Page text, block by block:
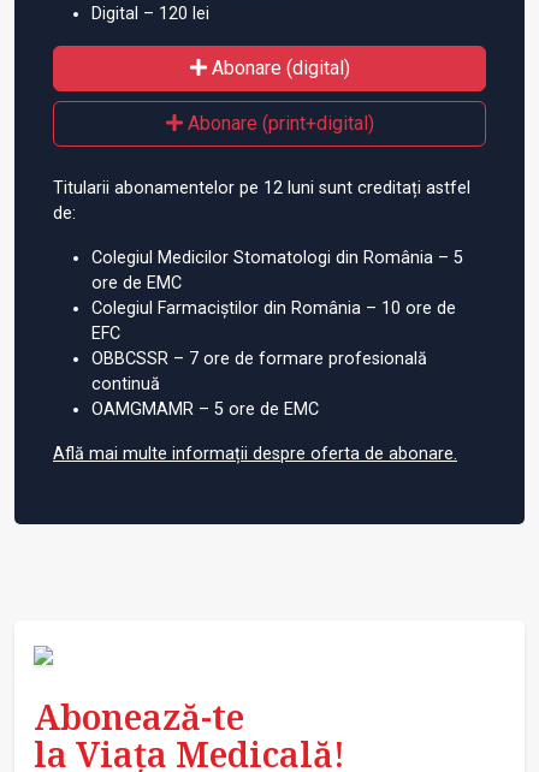
Digital – 120 lei
Abonare (digital)
Abonare (print+digital)
Titularii abonamentelor pe 12 luni sunt creditați astfel
de:
Colegiul Medicilor Stomatologi din România – 5
ore de EMC
Colegiul Farmaciștilor din România – 10 ore de
EFC
OBBCSSR – 7 ore de formare profesională
continuă
OAMGMAMR – 5 ore de EMC
Află mai multe informații despre oferta de abonare.
Abonează-te
la Viața Medicală!